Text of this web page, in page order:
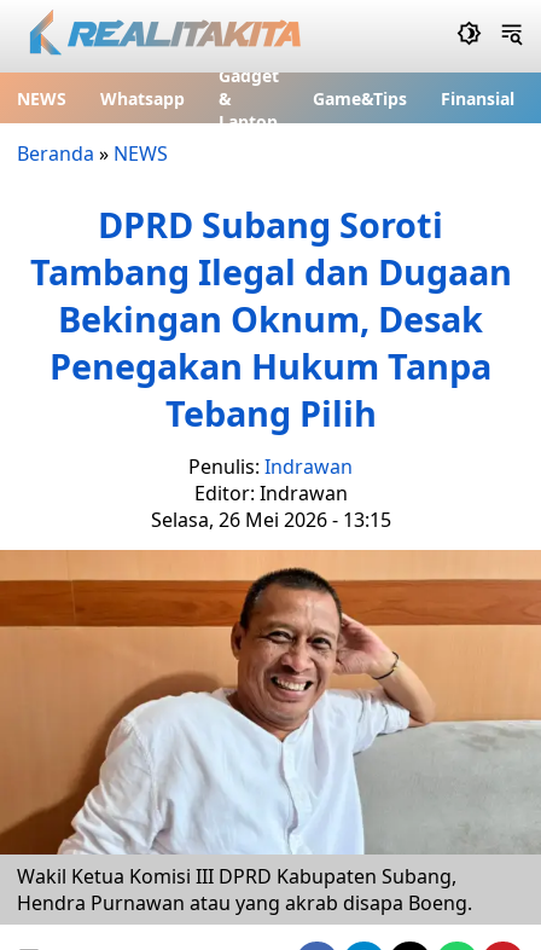
NEWS Whatsapp
Gadget
&
Laptop
Game&Tips Finansial
Beranda » NEWS
DPRD Subang Soroti
Tambang Ilegal dan Dugaan
Bekingan Oknum, Desak
Penegakan Hukum Tanpa
Tebang Pilih
Penulis: Indrawan
Editor: Indrawan
Selasa, 26 Mei 2026 - 13:15
Wakil Ketua Komisi III DPRD Kabupaten Subang,
Hendra Purnawan atau yang akrab disapa Boeng.